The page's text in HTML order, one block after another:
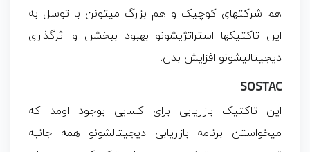
هم شرکتهای کوچیک و هم بزرگ میتونن با توسل به
این تاکتیک­ها استراتژی­شونو بهبود ببخشن و اثرگذاری
دیجیتالی­شونو افزایش بدن.
SOSTAC
این تاکتیک بازاریابی برای کسایی بوجود اومد که
میخواستن برنامه بازاریابی دیجیتالشونو همه جانبه